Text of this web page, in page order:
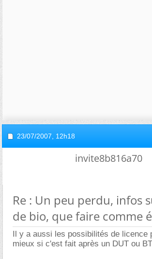
23/07/2007, 12h18
invite8b816a70
Re : Un peu perdu, infos
de bio, que faire comme
Il y a aussi les possibilités de licence
mieux si c'est fait après un DUT ou